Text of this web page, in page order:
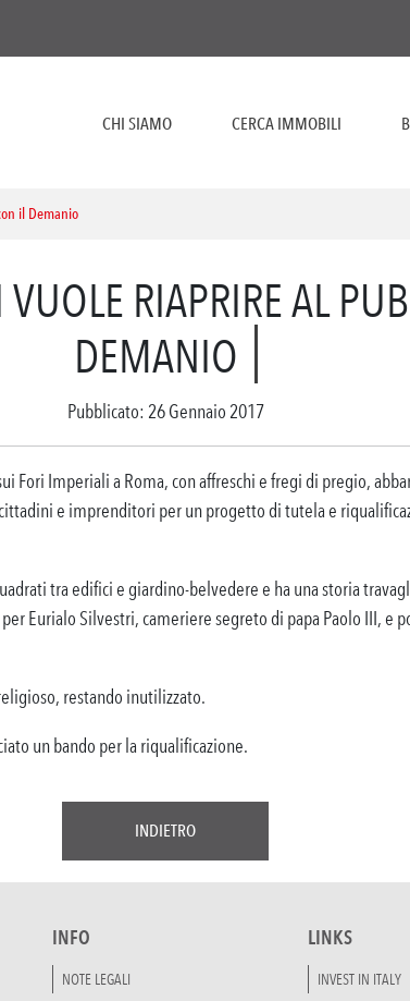
CHI SIAMO CERCA IMMOBILI
il Demanio
RIAPRIRE AL
DEMANIO
Pubblicato: 26 Gennaio 2017
Fori Imperiali a Roma, con affreschi e fregi di pregio,
e imprenditori per un progetto di tutela e
tra edifici e giardino-belvedere e ha una storia
Eurialo Silvestri, cameriere segreto di papa Paolo III, e
restando inutilizzato.
un bando per la riqualificazione.
INDIETRO
INFO
NOTE LEGALI
LINKS
INVEST IN ITALY